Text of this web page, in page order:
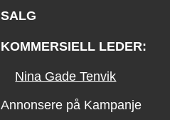
SALG
KOMMERSIELL LEDER:
Nina Gade Tenvik
Annonsere på Kampanje